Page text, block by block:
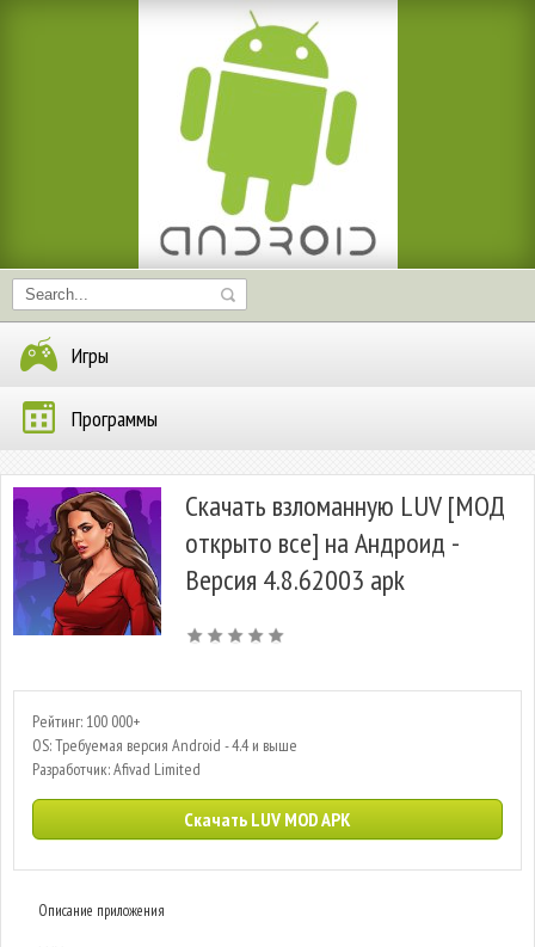
Игры
Программы
Скачать взломанную LUV [МОД
открыто все] на Андроид -
Версия 4.8.62003 apk
Рейтинг: 100 000+
OS: Требуемая версия Android - 4.4 и выше
Разработчик: Afivad Limited
Скачать LUV MOD APK
Описание приложения